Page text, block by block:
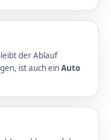
der Ablauf
ist auch einAuto